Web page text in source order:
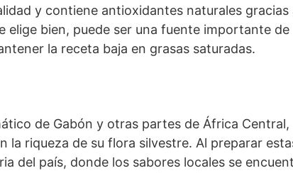
y contiene antioxidantes naturales gracias
elige bien, puede ser una fuente importante de
la receta baja en grasas saturadas.
de Gabón y otras partes de África Central,
la riqueza de su flora silvestre. Al preparar
del país, donde los sabores locales se